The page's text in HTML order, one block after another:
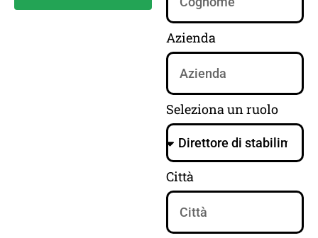
Azienda
Seleziona un ruolo
Città